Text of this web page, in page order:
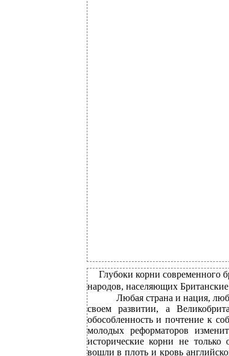
Глубоки корни современного
народов, населяющих Британские
Любая страна и нация,
своем развитии, а
обособленность и почтение к
молодых реформаторов
исторические корни не
вошли в плоть и кровь